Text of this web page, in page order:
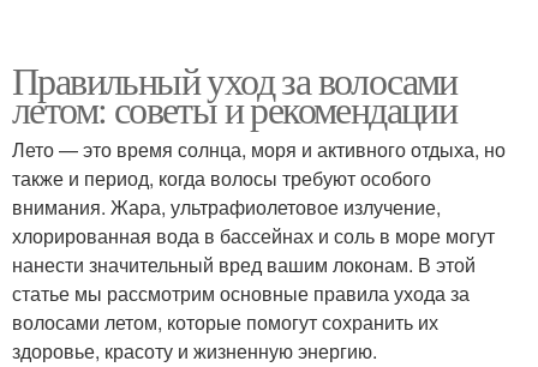
Правильный уход за волосами
летом: советы и рекомендации
Лето — это время солнца, моря и активного отдыха, но
также и период, когда волосы требуют особого
внимания. Жара, ультрафиолетовое излучение,
хлорированная вода в бассейнах и соль в море могут
нанести значительный вред вашим локонам. В этой
статье мы рассмотрим основные правила ухода за
волосами летом, которые помогут сохранить их
здоровье, красоту и жизненную энергию.